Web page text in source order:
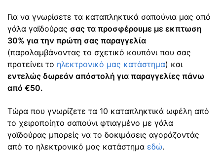
Για να γνωρίσετε τα καταπληκτικά σαπούνια μας από
γάλα γαϊδούρας σας τα προσφέρουμε με εκπτωση
30% για την πρώτη σας παραγγελία
(παραλαμβάνοντας το σχετικό κουπόνι που σας
προτείνει το ηλεκτρονικό μας κατάστημα) και
εντελώς δωρεάν απόστολή για παραγγελίες πάνω
από €50.
Τώρα που γνωρίζετε τα 10 καταπληκτικά ωφέλη από
το χειροποίητο σαπούνι φτιαγμένο με γάλα
γαϊδούρας μπορείς να το δοκιμάσεις αγοράζοντάς
από το ηλεκτρονικό μας κατάστημα εδώ.